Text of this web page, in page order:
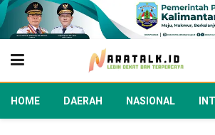
HOME DAERAH NASIONAL